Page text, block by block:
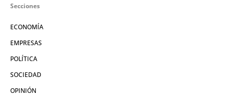
Secciones
ECONOMÍA
EMPRESAS
POLÍTICA
SOCIEDAD
OPINIÓN